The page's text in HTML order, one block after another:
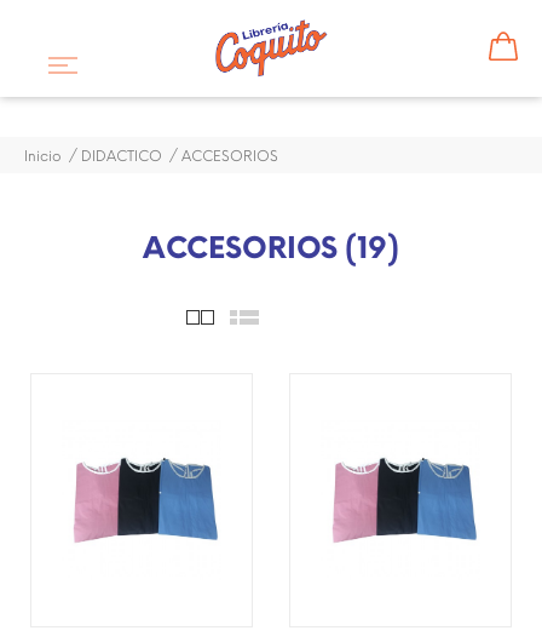
Inicio DIDACTICO ACCESORIOS
ACCESORIOS (19)